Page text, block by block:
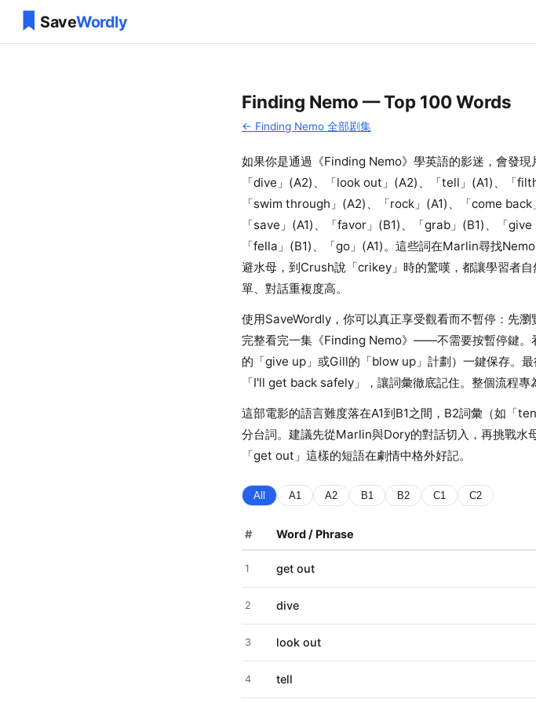
Finding Nemo — Top 100 Words
← Finding Nemo 全部剧集
如果你是通過《Finding Nemo》學英語的影迷，會發
「dive」(A2)、「look out」(A2)、「tell」(A1)、「
「swim through」(A2)、「rock」(A1)、「come
「save」(A1)、「favor」(B1)、「grab」(B1)、「
「fella」(B1)、「go」(A1)。這些詞在Marlin尋找
避水母，到Crush說「crikey」時的驚嘆，都讓學習者
單、對話重複度高。
使用SaveWordly，你可以真正享受觀看而不暫停：先
完整看完一集《Finding Nemo》——不需要按暫停鍵
的「give up」或Gill的「blow up」計劃）一鍵保存。
「I'll get back safely」，讓詞彙徹底記住。整個流程專
這部電影的語言難度落在A1到B1之間，B2詞彙（如「
分台詞。建議先從Marlin與Dory的對話切入，再挑戰
「get out」這樣的短語在劇情中格外好記。
All A1 A2 B1 B2 C1 C2
# Word / Phrase
1 get out
2 dive
3 look out
4 tell